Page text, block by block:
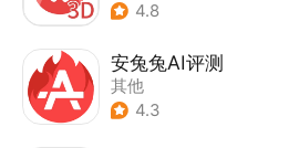
4.8
安兔兔AI评测
其他
4.3